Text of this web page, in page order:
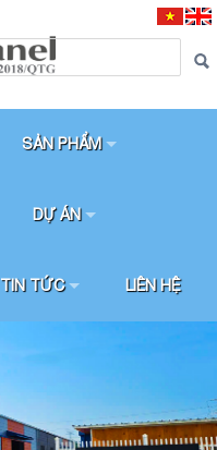
SẢN PHẨM
DỰ ÁN
TIN TỨC LIÊN HỆ